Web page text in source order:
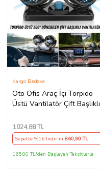
Oto Ofis Araç İçi Torpido
Üstü Vantilatör Çift Başlıklı
360° Dönebilen 12V
Kargo Bedava
1024,88 TL
Sepette %16 İndirim 860,90 TL
165,00 TL'den Başlayan Taksitlerle